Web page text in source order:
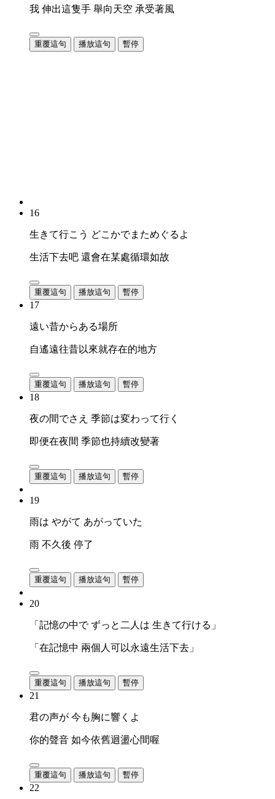
我 伸出這隻手 舉向天空 承受著風
重覆這句 播放這句 暫停
16
生きて行こう どこかでまためぐるよ
生活下去吧 還會在某處循環如故
重覆這句 播放這句 暫停
17
遠い昔からある場所
自遙遠往昔以來就存在的地方
重覆這句 播放這句 暫停
18
夜の間でさえ 季節は変わって行く
即便在夜間 季節也持續改變著
重覆這句 播放這句 暫停
19
雨は やがて あがっていた
雨 不久後 停了
重覆這句 播放這句 暫停
20
「記憶の中で ずっと二人は 生きて行ける」
「在記憶中 兩個人可以永遠生活下去」
重覆這句 播放這句 暫停
21
君の声が 今も胸に響くよ
你的聲音 如今依舊迴盪心間喔
重覆這句 播放這句 暫停
22